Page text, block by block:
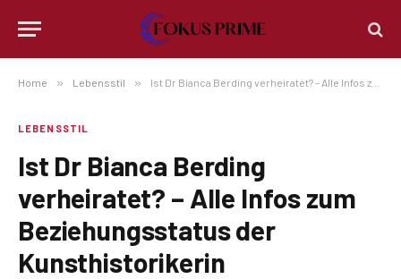
Home » Lebensstil » Ist Dr Bianca Berding verheiratet? – Alle Infos zum Beziehungsstatus der Kunsthistorikerin
LEBENSSTIL
Ist Dr Bianca Berding
verheiratet? – Alle Infos zum
Beziehungsstatus der
Kunsthistorikerin